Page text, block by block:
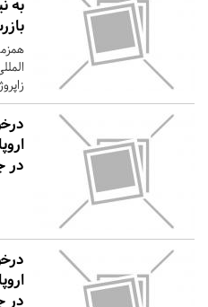
به
در
در